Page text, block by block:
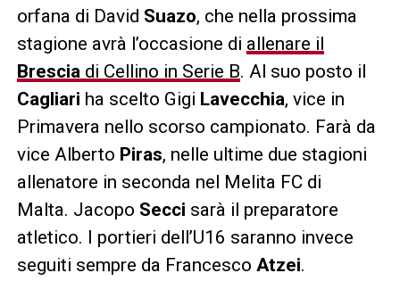
orfana di David Suazo, che nella prossima
stagione avrà l’occasione di allenare il
Brescia di Cellino in Serie B. Al suo posto il
Cagliari ha scelto Gigi Lavecchia, vice in
Primavera nello scorso campionato. Farà da
vice Alberto Piras, nelle ultime due stagioni
allenatore in seconda nel Melita FC di
Malta. Jacopo Secci sarà il preparatore
atletico. I portieri dell’U16 saranno invece
seguiti sempre da Francesco Atzei.